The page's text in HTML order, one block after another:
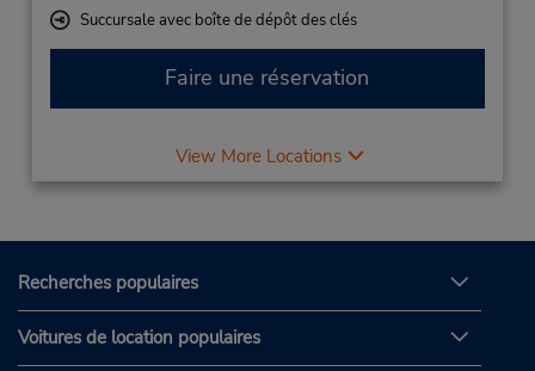
Succursale avec boîte de dépôt des clés
Faire une réservation
View More Locations
Recherches populaires
Voitures de location populaires